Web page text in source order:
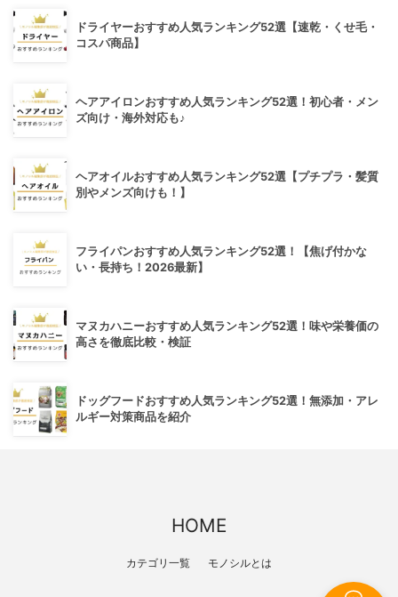
ドライヤーおすすめ人気ランキング52選【速乾・くせ毛・
コスパ商品】
ヘアアイロンおすすめ人気ランキング52選！初心者・メン
ズ向け・海外対応も♪
ヘアオイルおすすめ人気ランキング52選【プチプラ・髪質
別やメンズ向けも！】
フライパンおすすめ人気ランキング52選！【焦げ付かな
い・長持ち！2026最新】
マヌカハニーおすすめ人気ランキング52選！味や栄養価の
高さを徹底比較・検証
ドッグフードおすすめ人気ランキング52選！無添加・アレ
ルギー対策商品を紹介
HOME
カテゴリ一覧 モノシルとは